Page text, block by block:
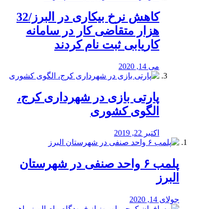
کاهش نرخ بیکاری در البرز/32
هزار متقاضی کار در سامانه
کاریابی ثبت نام کردند
می 14, 2020
پارتی بازی در شهرداری کرج،
الگوی کشوری
اکتبر 22, 2019
پلمب ۶ واحد صنفی در شهرستان
البرز
جولای 14, 2020